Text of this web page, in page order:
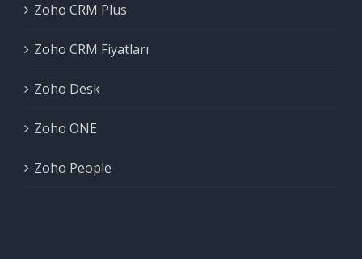
Zoho CRM Plus
Zoho CRM Fiyatları
Zoho Desk
Zoho ONE
Zoho People